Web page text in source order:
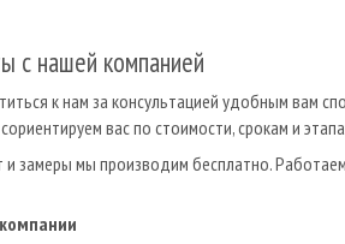
с нашей компанией
к нам за консультацией удобным вам
вас по стоимости, срокам и
замеры мы производим бесплатно.